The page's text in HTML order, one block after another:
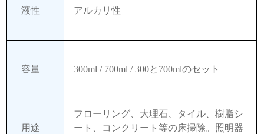
液性 アルカリ性
容量 300ml / 700ml / 300と700mlのセット
用途
フローリング、大理石、タイル、樹脂シ
ート、コンクリート等の床掃除。照明器